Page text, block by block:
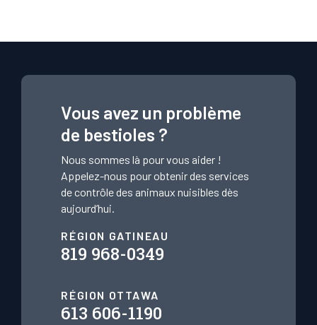
Vous avez un problème
de bestioles ?
Nous sommes là pour vous aider !
Appelez-nous pour obtenir des services
de contrôle des animaux nuisibles dès
aujourd’hui.
RÉGION GATINEAU
819 968-0349
RÉGION OTTAWA
613 606-1190